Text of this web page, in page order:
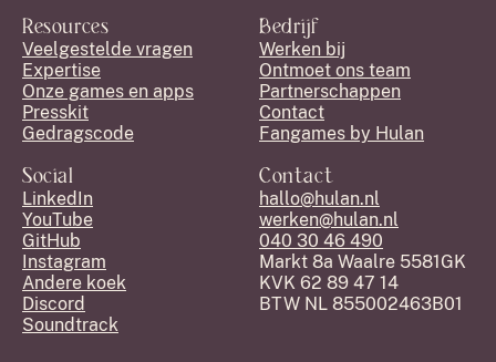
Resources
Veelgestelde vragen
Expertise
Onze games en apps
Presskit
Gedragscode
Bedrijf
Werken bij
Ontmoet ons team
Partnerschappen
Contact
Fangames by Hulan
Social
LinkedIn
YouTube
GitHub
Instagram
Andere koek
Discord
Soundtrack
Contact
hallo@hulan.nl
werken@hulan.nl
040 30 46 490
Markt 8a Waalre 5581GK
KVK 62 89 47 14
BTW NL 855002463B01